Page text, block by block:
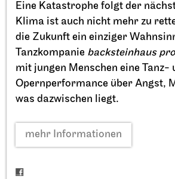
Eine Katastrophe folgt der
Klima ist auch nicht mehr zu
die Zukunft ein einziger
Tanzkompanie backsteinhaus
mit jungen Menschen eine Tanz-
Opernperformance über Angst,
was dazwischen liegt.
mehr Informationen
Theaterfest am
20.09.2026
11:00 - 18:00